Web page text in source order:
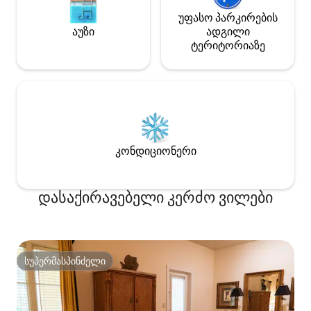
აუზი
უფასო პარკირების
ადგილი
ტერიტორიაზე
კონდიციონერი
დასაქირავებელი კერძო ვილები
სუპერმასპინძელი
სუპერმასპინძელი